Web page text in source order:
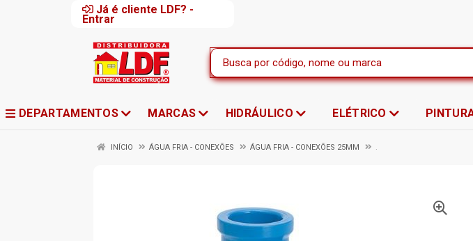
Já é cliente LDF? -
Entrar
DEPARTAMENTOS MARCAS HIDRÁULICO ELÉTRICO
INÍCIO ÁGUA FRIA - CONEXÕES ÁGUA FRIA - CONEXÕES 25MM .